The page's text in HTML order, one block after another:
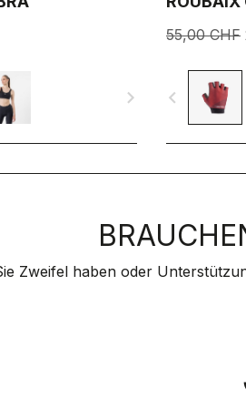
navigate_next
55,00 CHF
navigate_before
Zweifel haben oder